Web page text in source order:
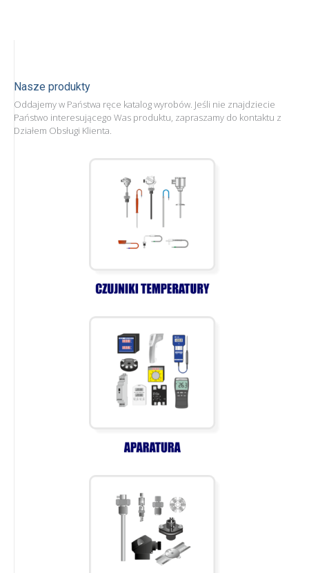
Nasze produkty
Oddajemy w Państwa ręce katalog wyrobów. Jeśli nie znajdziecie
Państwo interesującego Was produktu, zapraszamy do kontaktu z
Działem Obsługi Klienta.